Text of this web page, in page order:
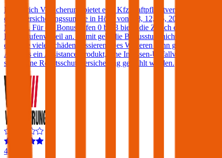
Die Zurich Versicherung bietet eine Kfz-Haftpflichtversicherung mit
einer Versicherungssumme in Höhe von € 8, 12, 15, 20 oder 25
Mio. an. Für die Bonusstufen 0 bis 3 bietet die Zurich einen
Bonusstufenvorteil an. Damit geht die Bonusstufe nicht verloren,
egal wie viele Schäden passieren. Des Weiteren kann gegen einen
Aufpreis ein Assistance-Produkt, eine Insassen-Unfallversicherung
sowie eine Rechtsschutzversicherung gewählt werden.
4,4